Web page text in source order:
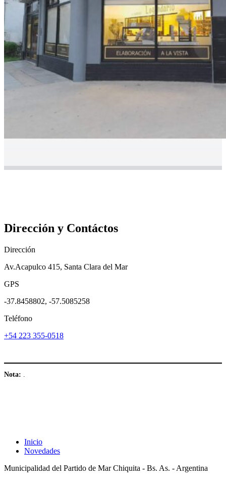
Dirección y Contáctos
Dirección
Av.Acapulco 415, Santa Clara del Mar
GPS
-37.8458802, -57.5085258
Teléfono
+54 223 355-0518
Nota:
Inicio
Novedades
Municipalidad del Partido de Mar Chiquita - Bs. As. - Argentina